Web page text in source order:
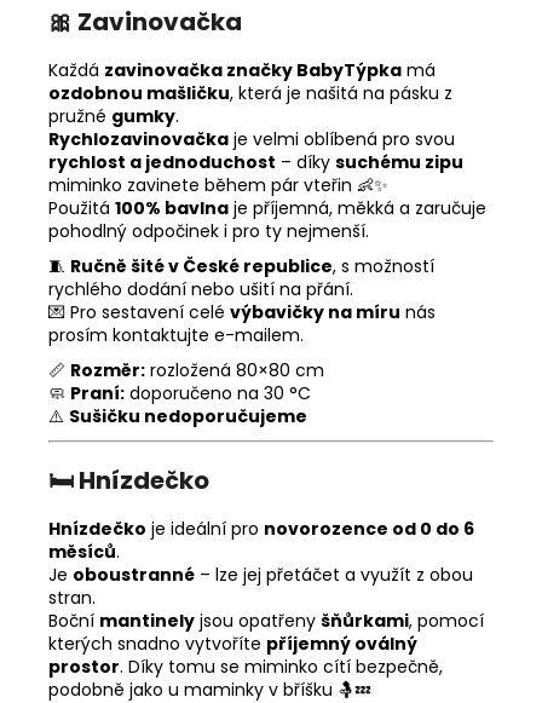
🎀 Zavinovačka
Každá zavinovačka značky BabyTýpka má
ozdobnou mašličku, která je našitá na pásku z
pružné gumky.
Rychlozavinovačka je velmi oblíbená pro svou
rychlost a jednoduchost – díky suchému zipu
miminko zavinete během pár vteřin 👶✨
Použitá 100% bavlna je příjemná, měkká a zaručuje
pohodlný odpočinek i pro ty nejmenší.
🧵 Ručně šité v České republice, s možností
rychlého dodání nebo ušití na přání.
💌 Pro sestavení celé výbavičky na míru nás
prosím kontaktujte e-mailem.
📏 Rozměr: rozložená 80×80 cm
🧼 Praní: doporučeno na 30 °C
⚠️ Sušičku nedoporučujeme
🛏️Hnízdečko
Hnízdečko je ideální pro novorozence od 0 do 6
měsíců.
Je oboustranné – lze jej přetáčet a využít z obou
stran.
Boční mantinely jsou opatřeny šňůrkami, pomocí
kterých snadno vytvoříte příjemný oválný
prostor. Díky tomu se miminko cítí bezpečně,
podobně jako u maminky v bříšku 🤱💤